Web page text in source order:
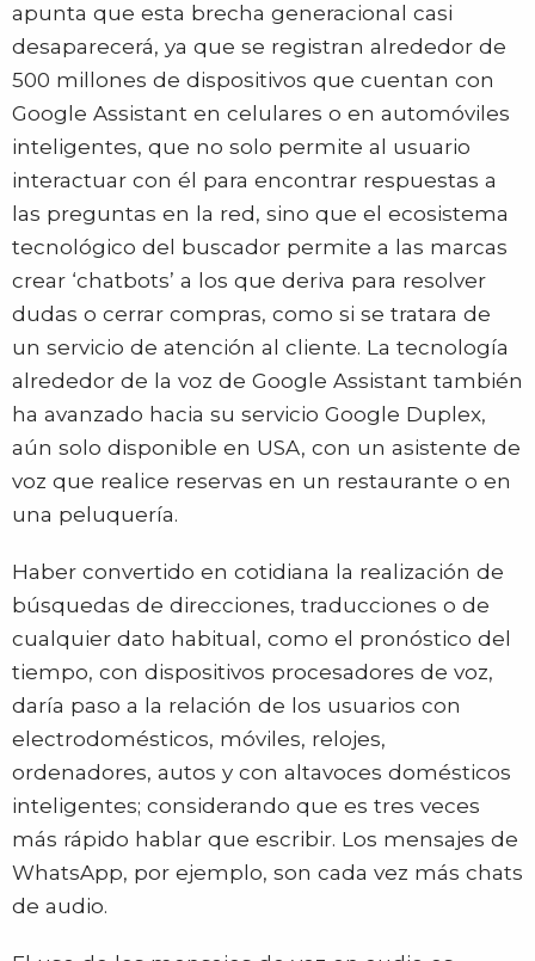
apunta que esta brecha generacional casi
desaparecerá, ya que se registran alrededor de
500 millones de dispositivos que cuentan con
Google Assistant en celulares o en automóviles
inteligentes, que no solo permite al usuario
interactuar con él para encontrar respuestas a
las preguntas en la red, sino que el ecosistema
tecnológico del buscador permite a las marcas
crear ‘chatbots’ a los que deriva para resolver
dudas o cerrar compras, como si se tratara de
un servicio de atención al cliente. La tecnología
alrededor de la voz de Google Assistant también
ha avanzado hacia su servicio Google Duplex,
aún solo disponible en USA, con un asistente de
voz que realice reservas en un restaurante o en
una peluquería.
Haber convertido en cotidiana la realización de
búsquedas de direcciones, traducciones o de
cualquier dato habitual, como el pronóstico del
tiempo, con dispositivos procesadores de voz,
daría paso a la relación de los usuarios con
electrodomésticos, móviles, relojes,
ordenadores, autos y con altavoces domésticos
inteligentes; considerando que es tres veces
más rápido hablar que escribir. Los mensajes de
WhatsApp, por ejemplo, son cada vez más chats
de audio.